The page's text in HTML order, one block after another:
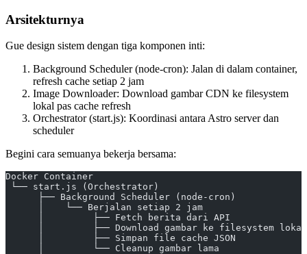
Arsitekturnya
Gue design sistem dengan tiga komponen inti:
Background Scheduler (node-cron): Jalan di dalam container,
refresh cache setiap 2 jam
Image Downloader: Download gambar CDN ke filesystem
lokal pas cache refresh
Orchestrator (start.js): Koordinasi antara Astro server dan
scheduler
Begini cara semuanya bekerja bersama:
Docker Container
└── start.js (Orchestrator)
      ├── Background Scheduler (node-cron)
      │    └── Berjalan setiap 2 jam
      │         ├── Fetch berita dari API
      │         ├── Download gambar ke filesystem lokal
      │         ├── Simpan file cache JSON
      │         └── Cleanup gambar lama